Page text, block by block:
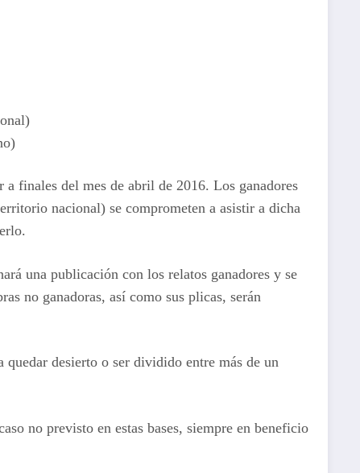
finales del mes de abril de 2016. Los ganadores
nacional) se comprometen a asistir a dicha
una publicación con los relatos ganadores y se
no ganadoras, así como sus plicas, serán
desierto o ser dividido entre más de un
no previsto en estas bases, siempre en beneficio